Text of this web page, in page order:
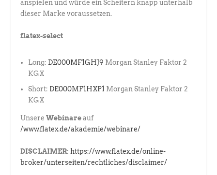
anspielen und würde ein Scheitern knapp unterhalb
dieser Marke voraussetzen.
flatex-select
Long: DE000MF1GHJ9 Morgan Stanley Faktor 2
KGX
Short: DE000MF1HXP1 Morgan Stanley Faktor 2
KGX
UnsereWebinareauf
/www.flatex.de/akademie/webinare/
DISCLAIMER: https://www.flatex.de/online-
broker/unterseiten/rechtliches/disclaimer/